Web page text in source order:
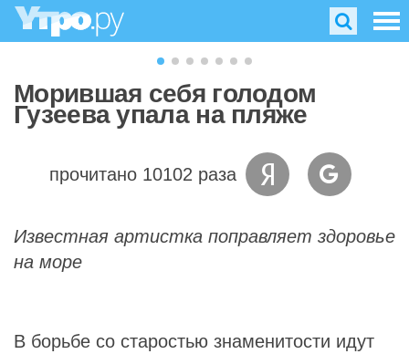
Морившая себя голодом
Гузеева упала на пляже
прочитано 10102 раза
Известная артистка поправляет здоровье
на море
В борьбе со старостью знаменитости идут